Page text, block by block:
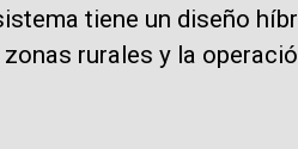
tiene un diseño
rurales y la